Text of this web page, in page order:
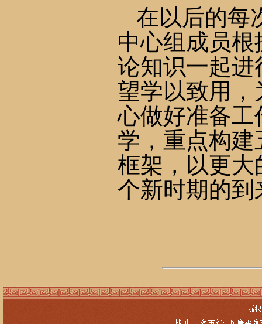
在以后的每
中心组成员
论知识一起进
望学以致用
心做好准备工
学，重点构
框架，以更
个新时期的到